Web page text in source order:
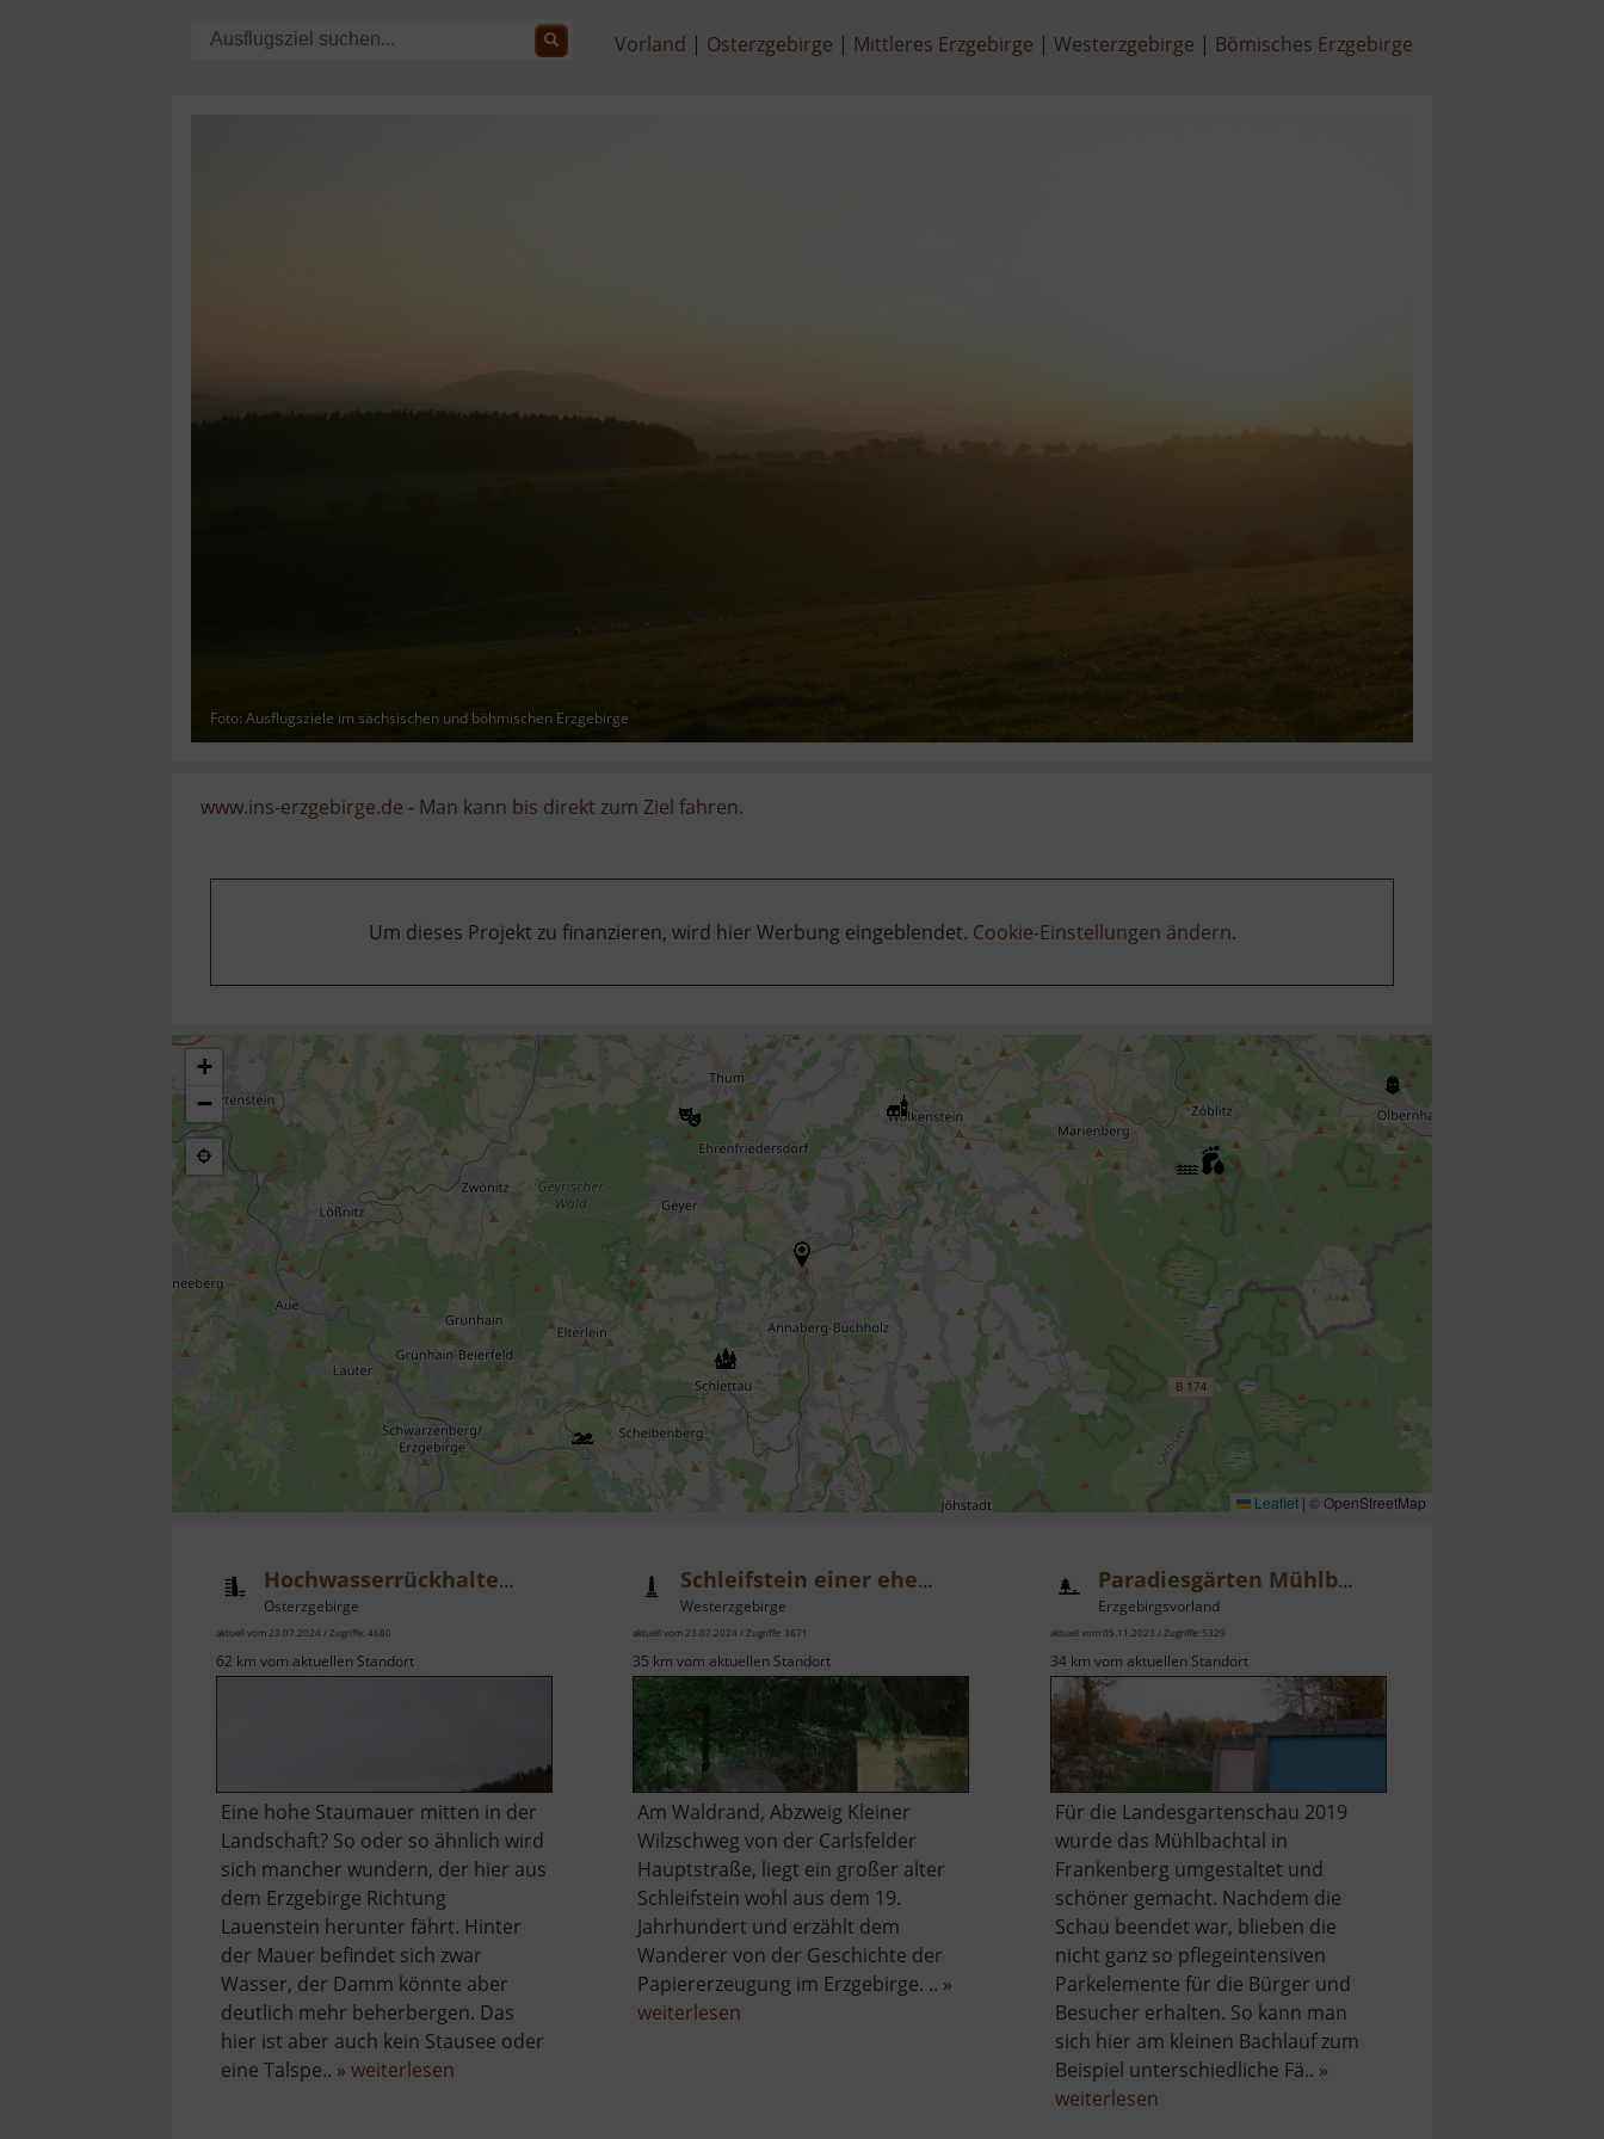
Vorland Osterzgebirge Mittleres Erzgebirge Westerzgebirge Bömisches Erzgebirge
Foto: Ausflugsziele im sächsischen und böhmischen Erzgebirge
www.ins-erzgebirge.de - Man kann bis direkt zum Ziel fahren.
Um dieses Projekt zu finanzieren, wird hier Werbung eingeblendet. Cookie-Einstellungen ändern.
+
−
Leaflet | © OpenStreetMap
Hochwasserrückhaltebecken Lauenstein
Osterzgebirge
aktuell vom 23.07.2024 / Zugriffe: 4680
62 km vom aktuellen Standort
Eine hohe Staumauer mitten in der
Landschaft? So oder so ähnlich wird
sich mancher wundern, der hier aus
dem Erzgebirge Richtung
Lauenstein herunter fährt. Hinter
der Mauer befindet sich zwar
Wasser, der Damm könnte aber
deutlich mehr beherbergen. Das
hier ist aber auch kein Stausee oder
eine Talspe.. » weiterlesen
Schleifstein einer ehemaligen Papiermühle
Westerzgebirge
aktuell vom 23.07.2024 / Zugriffe: 3671
35 km vom aktuellen Standort
Am Waldrand, Abzweig Kleiner
Wilzschweg von der Carlsfelder
Hauptstraße, liegt ein großer alter
Schleifstein wohl aus dem 19.
Jahrhundert und erzählt dem
Wanderer von der Geschichte der
Papiererzeugung im Erzgebirge. .. »
weiterlesen
Paradiesgärten Mühlbachtal
Erzgebirgsvorland
aktuell vom 05.11.2023 / Zugriffe: 5329
34 km vom aktuellen Standort
Für die Landesgartenschau 2019
wurde das Mühlbachtal in
Frankenberg umgestaltet und
schöner gemacht. Nachdem die
Schau beendet war, blieben die
nicht ganz so pflegeintensiven
Parkelemente für die Bürger und
Besucher erhalten. So kann man
sich hier am kleinen Bachlauf zum
Beispiel unterschiedliche Fä.. »
weiterlesenüber